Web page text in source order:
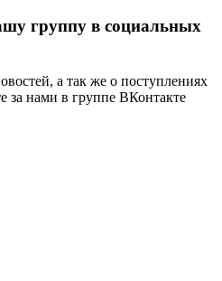
группу в социальных
а так же о поступлениях
за нами в группе ВКонтакте